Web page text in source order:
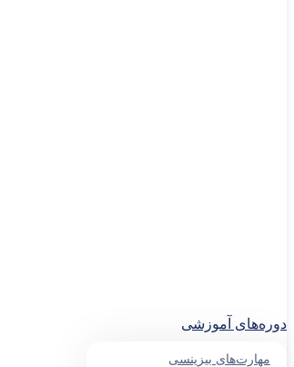
دوره‌های آموزشی
مهارت‌های بیزینسی